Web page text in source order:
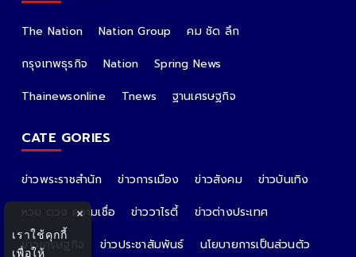
The Nation Nation Group
คม ชัด ลึก
กรุงเทพธุรกิจ
Nation
Spring News
Thainewsonline
Tnews ฐานเศรษฐกิจ
CATE GORIES
ข่าวพระราชสำนัก ข่าวการเมือง ข่าวสังคม
ข่าวบันเทิง
หวย ดวง ความเชื่อ
ข่าววาไรตี้
ข่าวต่างประเทศ
ข่าวเศรษฐกิจ
ข่าวประชาสัมพันธ์ นโยบายการเป็นส่วนตัว
×
เราใช้คุกกี้
เพื่อให้